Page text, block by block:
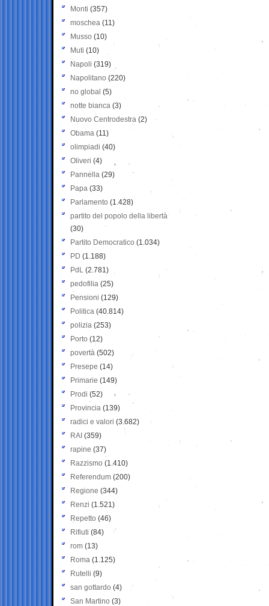
Monti (357)
moschea (11)
Musso (10)
Muti (10)
Napoli (319)
Napolitano (220)
no global (5)
notte bianca (3)
Nuovo Centrodestra (2)
Obama (11)
olimpiadi (40)
Oliveri (4)
Pannella (29)
Papa (33)
Parlamento (1.428)
partito del popolo della libertà
(30)
Partito Democratico (1.034)
PD (1.188)
PdL (2.781)
pedofilia (25)
Pensioni (129)
Politica (40.814)
polizia (253)
Porto (12)
povertà (502)
Presepe (14)
Primarie (149)
Prodi (52)
Provincia (139)
radici e valori (3.682)
RAI (359)
rapine (37)
Razzismo (1.410)
Referendum (200)
Regione (344)
Renzi (1.521)
Repetto (46)
Rifiuti (84)
rom (13)
Roma (1.125)
Rutelli (9)
san gottardo (4)
San Martino (3)